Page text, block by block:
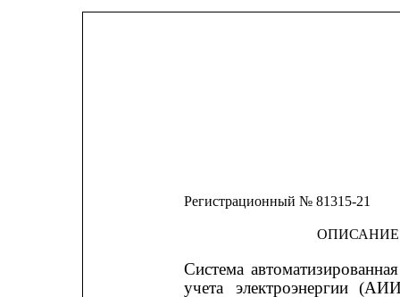
Регистрационный № 81315-21
ОПИСАНИЕ
Система автоматизированная
учета
электроэнергии